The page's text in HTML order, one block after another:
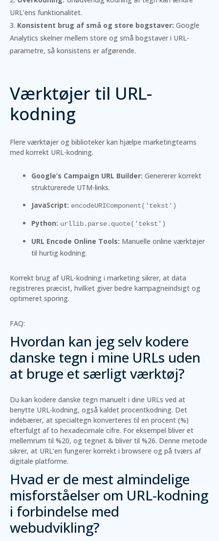
URL’ens funktionalitet.
Konsistent brug af små og store bogstaver: Google
Analytics skelner mellem store og små bogstaver i URL-
parametre, så konsistens er afgørende.
Værktøjer til URL-
kodning
Flere værktøjer og biblioteker kan hjælpe marketingteams
med korrekt URL-kodning.
Google’s Campaign URL Builder: Genererer korrekt
strukturerede UTM-links.
JavaScript: encodeURIComponent('tekst')
Python: urllib.parse.quote('tekst')
URL Encode Online Tools: Manuelle online værktøjer
til hurtig kodning.
Korrekt brug af URL-kodning i marketing sikrer, at data
registreres præcist, hvilket giver bedre kampagneindsigt og
optimeret sporing.
FAQ:
Hvordan kan jeg selv kodere
danske tegn i mine URLs uden
at bruge et særligt værktøj?
Du kan kodere danske tegn manuelt i dine URLs ved at
benytte URL-kodning, også kaldet procentkodning. Det
indebærer, at specialtegn konverteres til en procent (%)
efterfulgt af to hexadecimale cifre. For eksempel bliver et
mellemrum til %20, og tegnet & bliver til %26. Denne metode
sikrer, at URL’en fungerer korrekt i browsere og på tværs af
digitale platforme.
Hvad er de mest almindelige
misforståelser om URL-kodning
i forbindelse med
webudvikling?